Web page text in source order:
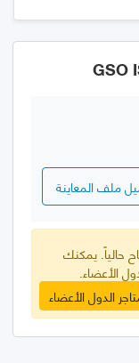
ملف المعاينة
حالياً. يمكنك
الأعضاء.
الدول الأعضاء